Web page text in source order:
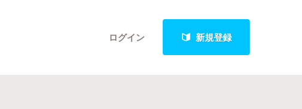
ログイン 新規登録